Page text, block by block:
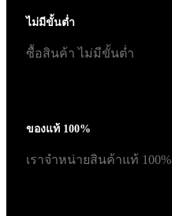
ไม่มีขั้นต่ำ
ซื้อสินค้า ไม่มีขั้นต่ำ
ของแท้ 100%
เราจำหน่ายสินค้าแท้ 100%